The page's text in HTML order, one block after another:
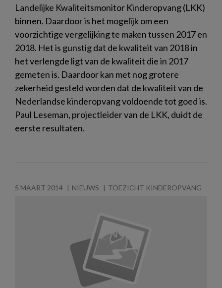
Landelijke Kwaliteitsmonitor Kinderopvang (LKK)
binnen. Daardoor is het mogelijk om een
voorzichtige vergelijking te maken tussen 2017 en
2018. Het is gunstig dat de kwaliteit van 2018 in
het verlengde ligt van de kwaliteit die in 2017
gemeten is. Daardoor kan met nog grotere
zekerheid gesteld worden dat de kwaliteit van de
Nederlandse kinderopvang voldoende tot goed is.
Paul Leseman, projectleider van de LKK, duidt de
eerste resultaten.
5 MAART 2014 NIEUWS TOEZICHT KINDEROPVANG